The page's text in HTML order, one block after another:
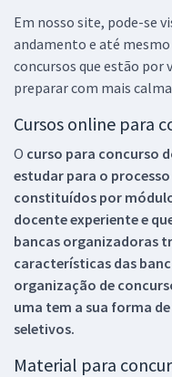
Em nosso site, pode-se
andamento e até
concursos que estão por
preparar com mais
Cursos online para
O curso para concurso
estudar para o
constituídos por
docente experiente e
bancas organizadoras
características das
organização de
uma tem a sua forma
seletivos.
Material para